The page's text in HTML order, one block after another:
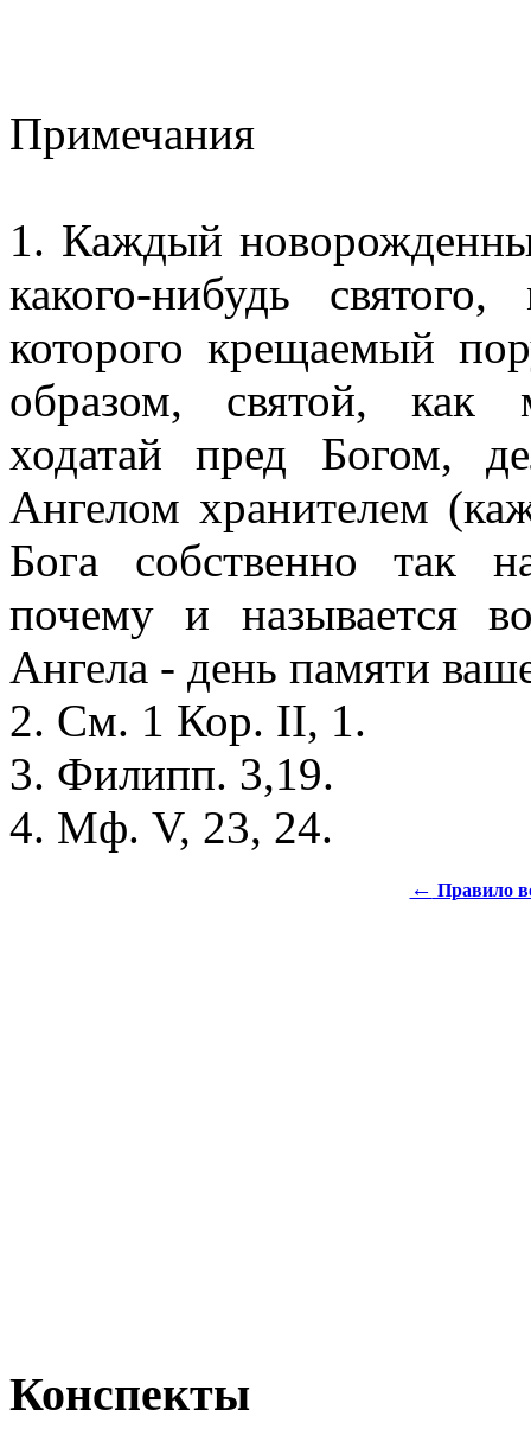
Примечания
1. Каждый
какого-нибудь
которого крещаемый
образом, святой, как
ходатай пред Богом,
Ангелом хранителем
Бога собственно так
почему и называется
Ангела - день памяти
2. См. 1 Кор. II, 1.
3. Филипп. 3,19.
4. Мф. V, 23, 24.
← Правило
Конспекты